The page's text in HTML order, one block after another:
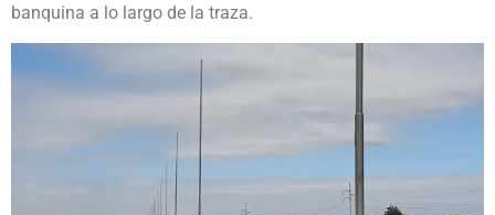
banquina a lo largo de la traza.